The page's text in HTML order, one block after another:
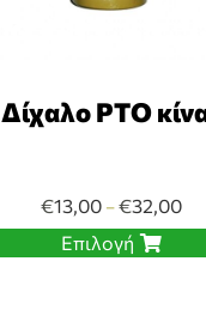
Δίχαλο PTO
€13,00 –€32,00
Επιλογή